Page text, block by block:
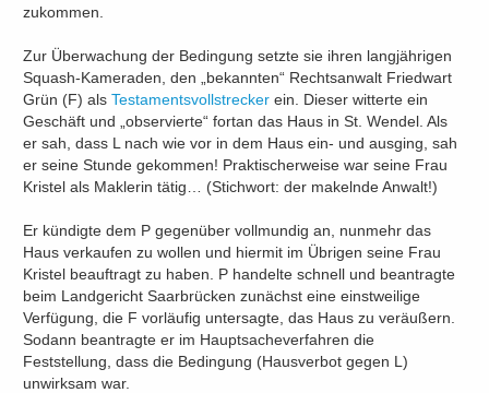
zukommen.
Zur Überwachung der Bedingung setzte sie ihren langjährigen
Squash-Kameraden, den „bekannten“ Rechtsanwalt Friedwart
Grün (F) als Testamentsvollstrecker ein. Dieser witterte ein
Geschäft und „observierte“ fortan das Haus in St. Wendel. Als
er sah, dass L nach wie vor in dem Haus ein- und ausging, sah
er seine Stunde gekommen! Praktischerweise war seine Frau
Kristel als Maklerin tätig… (Stichwort: der makelnde Anwalt!)
Er kündigte dem P gegenüber vollmundig an, nunmehr das
Haus verkaufen zu wollen und hiermit im Übrigen seine Frau
Kristel beauftragt zu haben. P handelte schnell und beantragte
beim Landgericht Saarbrücken zunächst eine einstweilige
Verfügung, die F vorläufig untersagte, das Haus zu veräußern.
Sodann beantragte er im Hauptsacheverfahren die
Feststellung, dass die Bedingung (Hausverbot gegen L)
unwirksam war.